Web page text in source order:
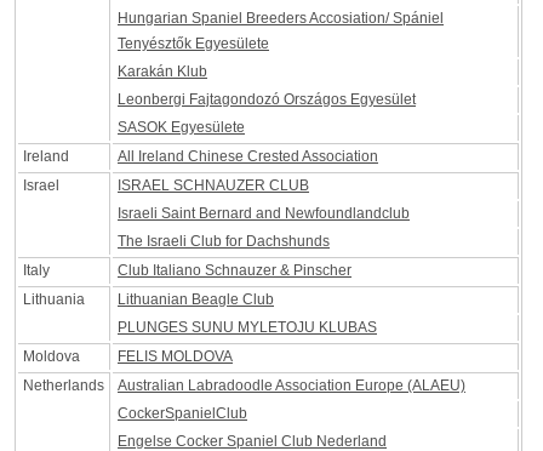
Hungarian Spaniel Breeders Accosiation/ Spániel
Tenyésztők Egyesülete
Karakán Klub
Leonbergi Fajtagondozó Országos Egyesület
SASOK Egyesülete
Ireland
All Ireland Chinese Crested Association
Israel
ISRAEL SCHNAUZER CLUB
Israeli Saint Bernard and Newfoundlandclub
The Israeli Club for Dachshunds
Italy
Club Italiano Schnauzer & Pinscher
Lithuania
Lithuanian Beagle Club
PLUNGES SUNU MYLETOJU KLUBAS
Moldova
FELIS MOLDOVA
Netherlands
Australian Labradoodle Association Europe (ALAEU)
CockerSpanielClub
Engelse Cocker Spaniel Club Nederland